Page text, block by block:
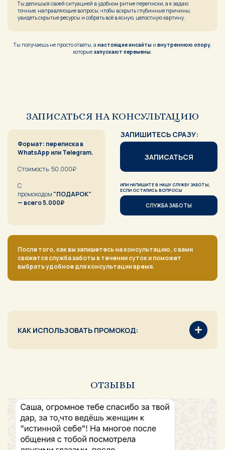
Ты делишься своей ситуацией в удобном ритме переписки, а я задаю
точные, направляющие вопросы, чтобы вскрыть глубинные причины,
увидеть скрытые ресурсы и собрать всё в ясную, целостную картину.
Ты получаешь не просто ответы, а настоящие инсайты и внутреннюю опору,
которыезапускают перемены.
ЗАПИСАТЬСЯ НА КОНСУЛЬТАЦИЮ
Формат: переписка в
WhatsApp или Telegram.
Стоимость: 50.000₽
С
промокодом "ПОДАРОК"
— всего 5.000₽
ЗАПИШИТЕСЬ СРАЗУ:
ЗАПИСАТЬСЯ
ИЛИ НАПИШИТЕ В НАШУ СЛУЖБУ ЗАБОТЫ,
ЕСЛИ ОСТАЛИСЬ ВОПРОСЫ
СЛУЖБА ЗАБОТЫ
После того, как вы запишетесь на консультацию, с вами
свяжется служба заботы в течении суток и поможет
выбрать удобное для консультации время.
КАК ИСПОЛЬЗОВАТЬ ПРОМОКОД:
ОТЗЫВЫ